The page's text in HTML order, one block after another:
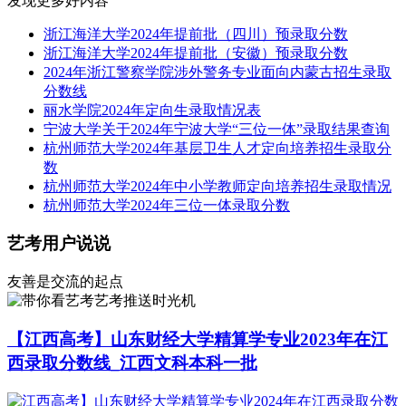
浙江海洋大学2024年提前批（四川）预录取分数
浙江海洋大学2024年提前批（安徽）预录取分数
2024年浙江警察学院涉外警务专业面向内蒙古招生录取
分数线
丽水学院2024年定向生录取情况表
宁波大学关于2024年宁波大学“三位一体”录取结果查询
杭州师范大学2024年基层卫生人才定向培养招生录取分
数
杭州师范大学2024年中小学教师定向培养招生录取情况
杭州师范大学2024年三位一体录取分数
艺考用户说说
友善是交流的起点
艺考推送时光机
【江西高考】山东财经大学精算学专业2023年在江
西录取分数线_江西文科本科一批